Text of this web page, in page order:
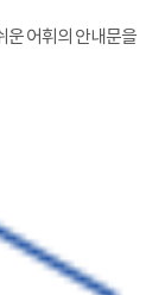
운 어휘의 안내문을